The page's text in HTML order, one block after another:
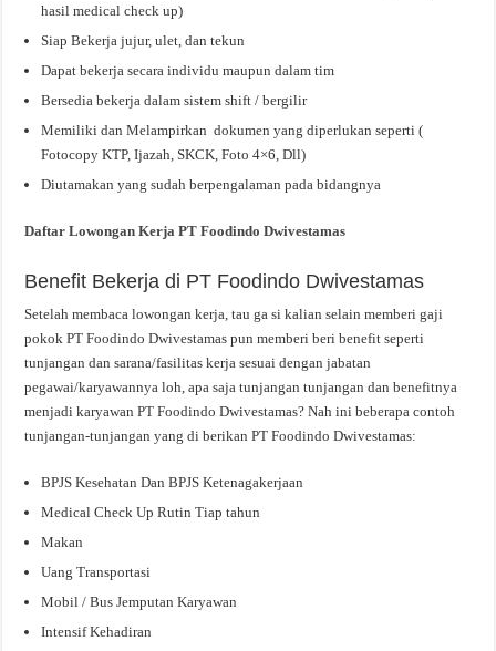
hasil medical check up)
Siap Bekerja jujur, ulet, dan tekun
Dapat bekerja secara individu maupun dalam tim
Bersedia bekerja dalam sistem shift / bergilir
Memiliki dan Melampirkan dokumen yang diperlukan seperti (
Fotocopy KTP, Ijazah, SKCK, Foto 4×6, Dll)
Diutamakan yang sudah berpengalaman pada bidangnya
Daftar Lowongan Kerja PT Foodindo Dwivestamas
Benefit Bekerja di PT Foodindo Dwivestamas
Setelah membaca lowongan kerja, tau ga si kalian selain memberi gaji
pokok PT Foodindo Dwivestamas pun memberi beri benefit seperti
tunjangan dan sarana/fasilitas kerja sesuai dengan jabatan
pegawai/karyawannya loh, apa saja tunjangan tunjangan dan benefitnya
menjadi karyawan PT Foodindo Dwivestamas? Nah ini beberapa contoh
tunjangan-tunjangan yang di berikan PT Foodindo Dwivestamas:
BPJS Kesehatan Dan BPJS Ketenagakerjaan
Medical Check Up Rutin Tiap tahun
Makan
Uang Transportasi
Mobil / Bus Jemputan Karyawan
Intensif Kehadiran